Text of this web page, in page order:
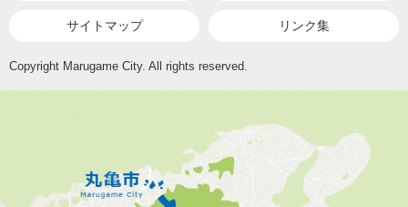
サイトマップ リンク集
Copyright Marugame City. All rights reserved.